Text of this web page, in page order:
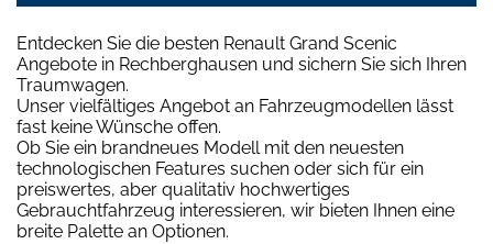
Entdecken Sie die besten Renault Grand Scenic
Angebote in Rechberghausen und sichern Sie sich Ihren
Traumwagen.
Unser vielfältiges Angebot an Fahrzeugmodellen lässt
fast keine Wünsche offen.
Ob Sie ein brandneues Modell mit den neuesten
technologischen Features suchen oder sich für ein
preiswertes, aber qualitativ hochwertiges
Gebrauchtfahrzeug interessieren, wir bieten Ihnen eine
breite Palette an Optionen.